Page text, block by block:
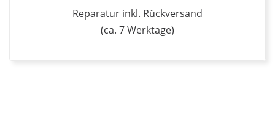
Reparatur inkl. Rückversand
(ca. 7 Werktage)